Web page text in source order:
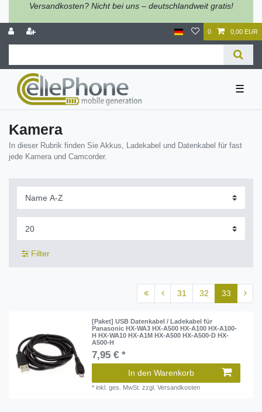
Versandkosten? Nicht bei uns – deutschlandweit gratis!
0 0,00 EUR
☰
Kamera
In dieser Rubrik finden Sie Akkus, Ladekabel und Datenkabel für fast
jede Kamera und Camcorder.
Filter
31 32 33
[Paket] USB Datenkabel / Ladekabel für
Panasonic HX-WA3 HX-A500 HX-A100 HX-A100-
H HX-WA10 HX-A1M HX-A500 HX-A500-D HX-
A500-H
7,95 € *
In den Warenkorb
*inkl. ges. MwSt. zzgl.Versandkosten